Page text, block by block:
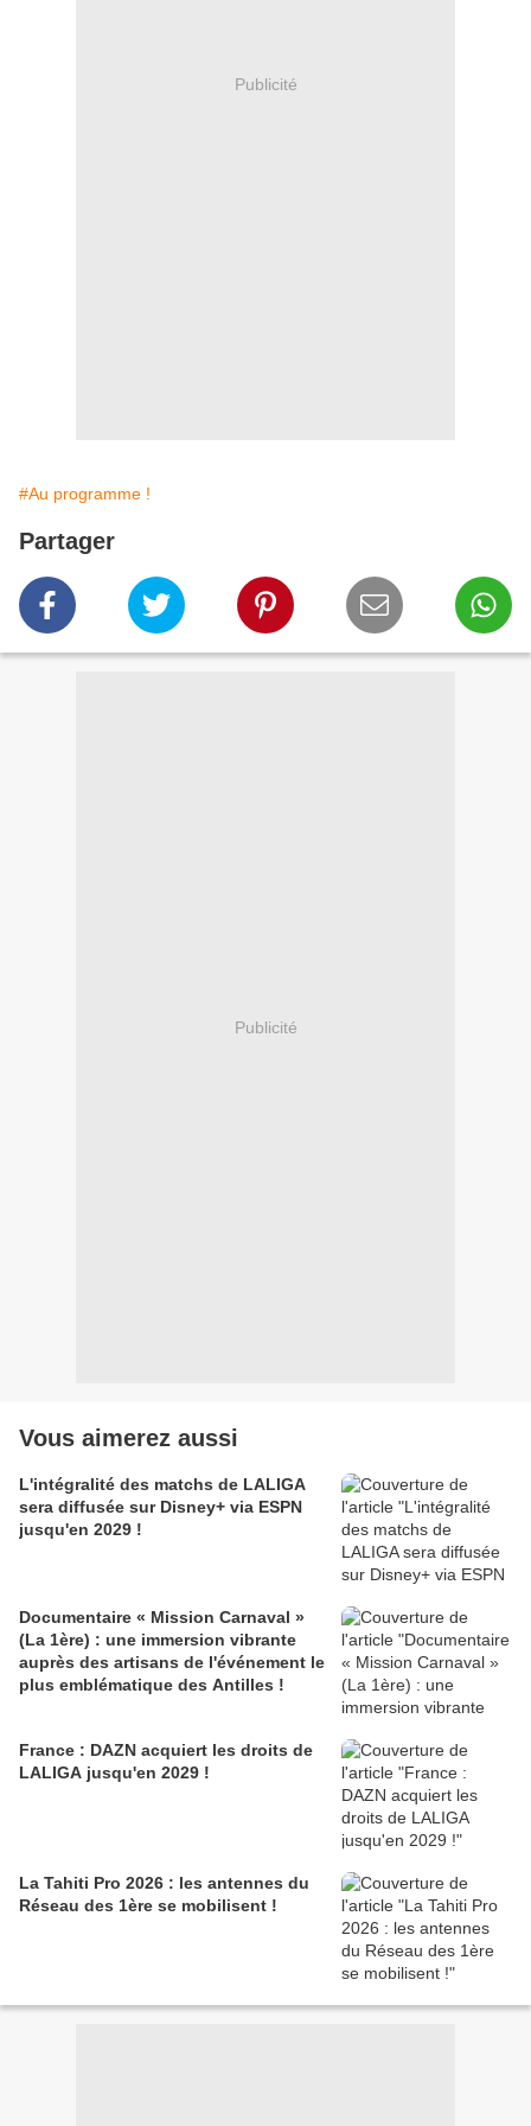
Publicité
#Au programme !
Partager
Publicité
Vous aimerez aussi
L'intégralité des matchs de LALIGA
sera diffusée sur Disney+ via ESPN
jusqu'en 2029 !
Documentaire « Mission Carnaval »
(La 1ère) : une immersion vibrante
auprès des artisans de l'événement le
plus emblématique des Antilles !
France : DAZN acquiert les droits de
LALIGA jusqu'en 2029 !
La Tahiti Pro 2026 : les antennes du
Réseau des 1ère se mobilisent !